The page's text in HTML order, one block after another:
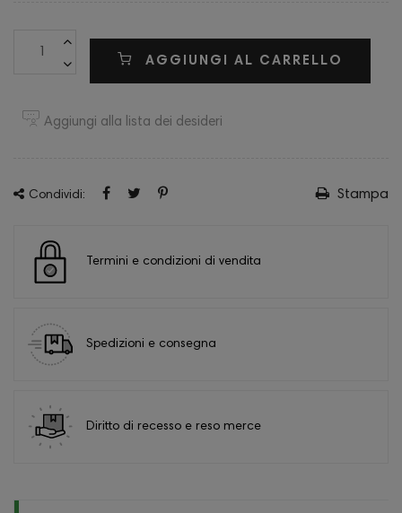
AGGIUNGI AL CARRELLO
Aggiungi alla lista dei desideri
Condividi: Stampa
Termini e condizioni di vendita
Spedizioni e consegna
Diritto di recesso e reso merce